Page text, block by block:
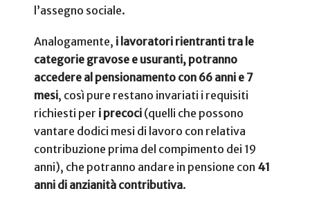
l’assegno sociale.
Analogamente, i lavoratori rientranti tra le
categorie gravose e usuranti, potranno
accedere al pensionamento con 66 anni e 7
mesi, così pure restano invariati i requisiti
richiesti per i precoci (quelli che possono
vantare dodici mesi di lavoro con relativa
contribuzione prima del compimento dei 19
anni), che potranno andare in pensione con 41
anni di anzianità contributiva.